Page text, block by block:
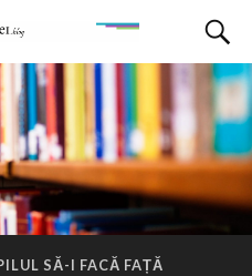
SĂ-I FACĂ FAȚĂ